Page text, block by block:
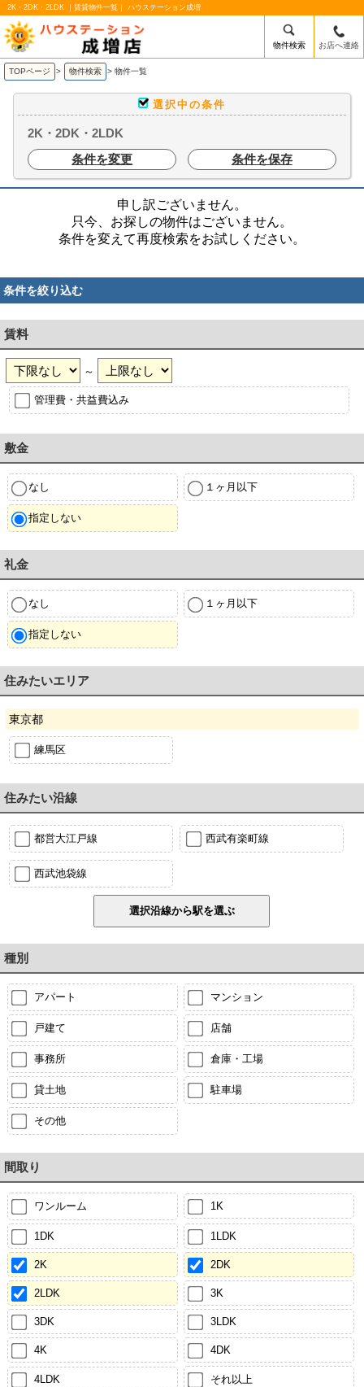
2K・2DK・2LDK ｜賃貸物件一覧｜ ハウステーション成増
物件検索 お店へ連絡
TOPページ > 物件検索 > 物件一覧
選択中の条件
2K・2DK・2LDK
条件を変更
条件を保存
申し訳ございません。
只今、お探しの物件はございません。
条件を変えて再度検索をお試しください。
条件を絞り込む
賃料
～
管理費・共益費込み
敷金
なし １ヶ月以下
指定しない
礼金
なし １ヶ月以下
指定しない
住みたいエリア
東京都
練馬区
住みたい沿線
都営大江戸線 西武有楽町線
西武池袋線
種別
アパート マンション
戸建て 店舗
事務所 倉庫・工場
貸土地 駐車場
その他
間取り
ワンルーム 1K
1DK 1LDK
2K 2DK
2LDK 3K
3DK 3LDK
4K 4DK
4LDK それ以上